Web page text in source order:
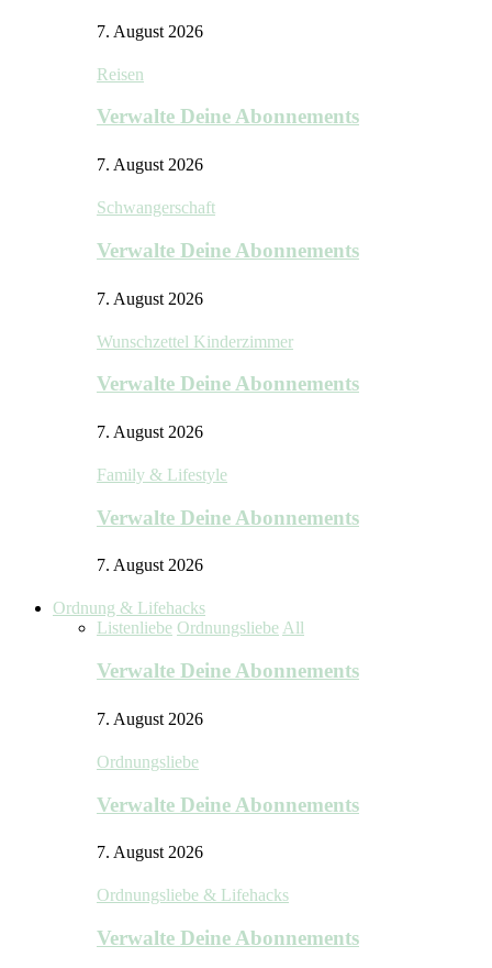
7. August 2026
Reisen
Verwalte Deine Abonnements
7. August 2026
Schwangerschaft
Verwalte Deine Abonnements
7. August 2026
Wunschzettel Kinderzimmer
Verwalte Deine Abonnements
7. August 2026
Family & Lifestyle
Verwalte Deine Abonnements
7. August 2026
Ordnung & Lifehacks
Listenliebe Ordnungsliebe All
Verwalte Deine Abonnements
7. August 2026
Ordnungsliebe
Verwalte Deine Abonnements
7. August 2026
Ordnungsliebe & Lifehacks
Verwalte Deine Abonnements